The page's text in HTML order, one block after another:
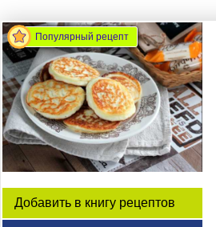
Популярный рецепт
Добавить в книгу рецептов